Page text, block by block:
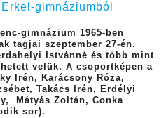
gimnáziumból
gimnázium 1965-ben
tagjai szeptember 27-én.
Istvánné és több mint
velük. A csoportképen a
Irén, Karácsony Róza,
Takács Irén, Erdélyi
Mátyás Zoltán, Conka
sor).